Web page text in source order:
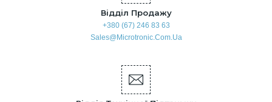
Відділ Продажу
+380 (67) 246 83 63
Sales@microtronic.com.ua